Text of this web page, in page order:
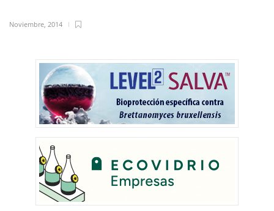
Noviembre, 2014